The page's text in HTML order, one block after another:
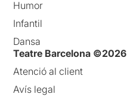
Humor
Infantil
Dansa
Teatre Barcelona ©2026
Atenció al client
Avís legal